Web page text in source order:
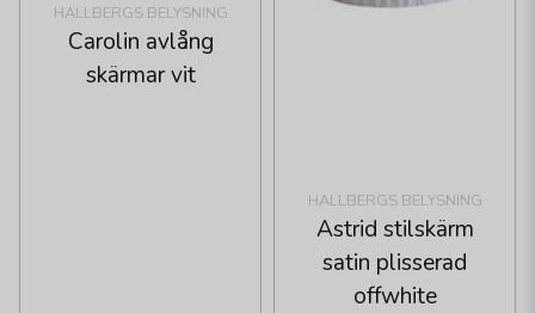
HALLBERGS BELYSNING
Carolin avlång
skärmar vit
HALLBERGS BELYSNING
Astrid stilskärm
satin plisserad
offwhite